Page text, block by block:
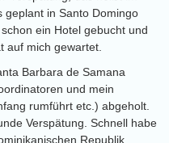
geplant in Santo Domingo
ein Hotel gebucht und
auf mich gewartet.
Barbara de Samana
und mein
rumführt etc.) abgeholt.
Verspätung. Schnell habe
Republik